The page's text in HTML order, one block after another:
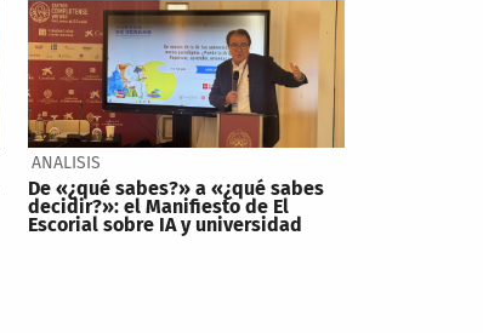
ANALISIS
De «¿qué sabes?» a «¿qué sabes
decidir?»: el Manifiesto de El
Escorial sobre IA y universidad